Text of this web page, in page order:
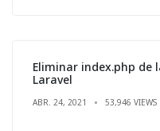
Eliminar index.php de
Laravel
ABR. 24, 2021 53,946 VIEWS